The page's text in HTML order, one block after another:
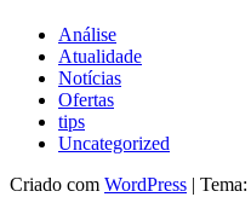
Análise
Atualidade
Notícias
Ofertas
tips
Uncategorized
Criado com WordPress | Tema: